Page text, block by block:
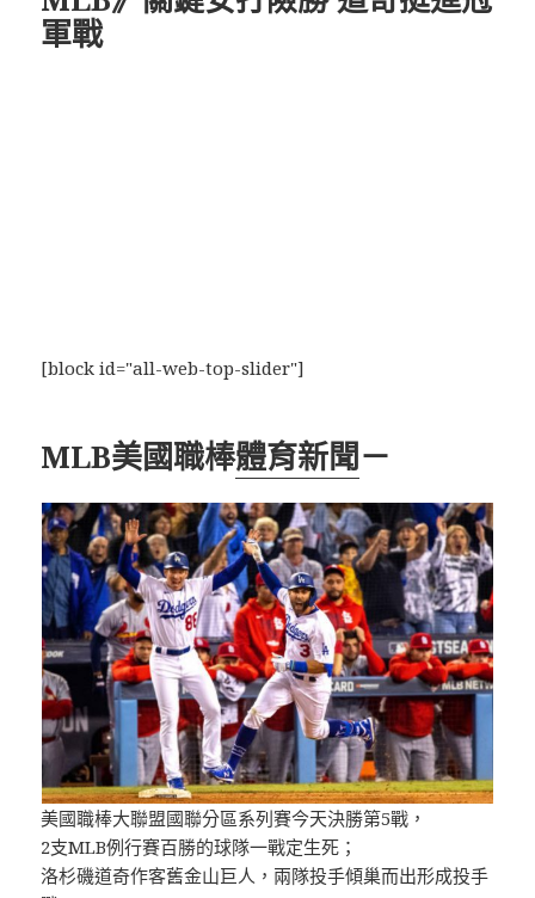
軍戰
[block id="all-web-top-slider"]
MLB美國職棒體育新聞－
美國職棒大聯盟國聯分區系列賽今天決勝第5戰，
2支MLB例行賽百勝的球隊一戰定生死；
洛杉磯道奇作客舊金山巨人，兩隊投手傾巢而出形成投手